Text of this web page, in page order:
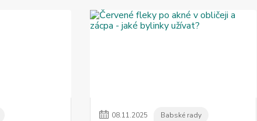
08.11.2025 Babské rady